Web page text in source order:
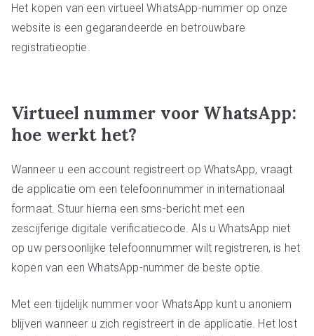
Het kopen van een virtueel WhatsApp-nummer op onze
website is een gegarandeerde en betrouwbare
registratieoptie.
Virtueel nummer voor WhatsApp:
hoe werkt het?
Wanneer u een account registreert op WhatsApp, vraagt
de applicatie om een telefoonnummer in internationaal
formaat. Stuur hierna een sms-bericht met een
zescijferige digitale verificatiecode. Als u WhatsApp niet
op uw persoonlijke telefoonnummer wilt registreren, is het
kopen van een WhatsApp-nummer de beste optie.
Met een tijdelijk nummer voor WhatsApp kunt u anoniem
blijven wanneer u zich registreert in de applicatie. Het lost